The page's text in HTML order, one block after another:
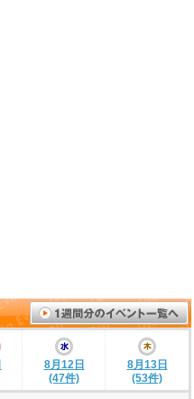
8月12日
(47件)
8月13日
(53件)